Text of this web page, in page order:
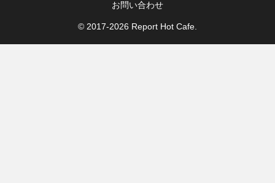
お問い合わせ
© 2017-2026 Report Hot Cafe.